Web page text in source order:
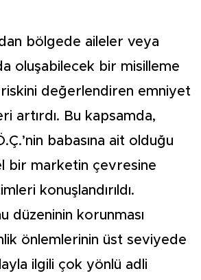
bölgede aileler veya
oluşabilecek bir misilleme
riskini değerlendiren emniyet
artırdı. Bu kapsamda,
babasına ait olduğu
bir marketin çevresine
konuşlandırıldı.
düzeninin korunması
önlemlerinin üst seviyede
ilgili çok yönlü adli